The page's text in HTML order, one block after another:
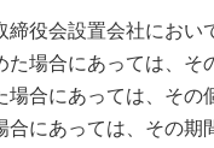
役会設置会社におい
た場合にあっては、
場合にあっては、その
にあっては、その期